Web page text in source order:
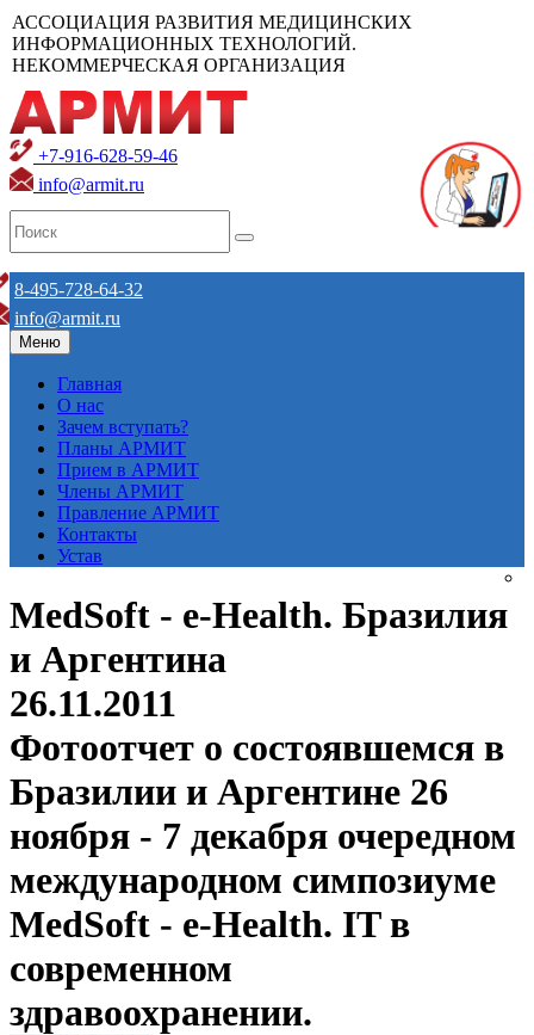
АССОЦИАЦИЯ РАЗВИТИЯ МЕДИЦИНСКИХ
ИНФОРМАЦИОННЫХ ТЕХНОЛОГИЙ.
НЕКОММЕРЧЕСКАЯ ОРГАНИЗАЦИЯ
+7-916-628-59-46
info@armit.ru
8-495-728-64-32
info@armit.ru
Меню
Главная
О нас
Зачем вступать?
Планы АРМИТ
Прием в АРМИТ
Члены АРМИТ
Правление АРМИТ
Контакты
Устав
MedSoft - e-Health. Бразилия
и Аргентина
26.11.2011
Фотоотчет о состоявшемся в
Бразилии и Аргентине 26
ноября - 7 декабря очередном
международном симпозиуме
MedSoft - e-Health. IT в
современном
здравоохранении.